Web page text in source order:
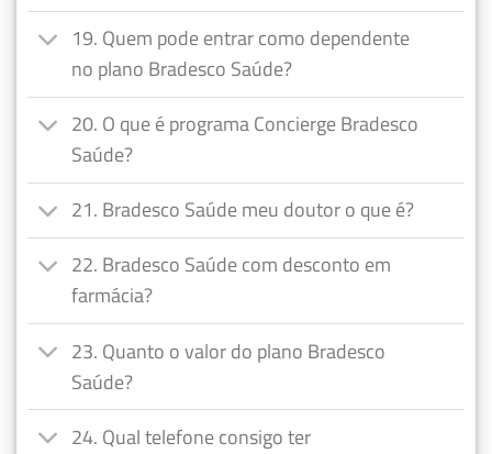
19. Quem pode entrar como dependente
no plano Bradesco Saúde?
20. O que é programa Concierge Bradesco
Saúde?
21. Bradesco Saúde meu doutor o que é?
22. Bradesco Saúde com desconto em
farmácia?
23. Quanto o valor do plano Bradesco
Saúde?
24. Qual telefone consigo ter